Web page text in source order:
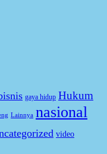
gaya hidup Hukum
Lainnya nasional
video